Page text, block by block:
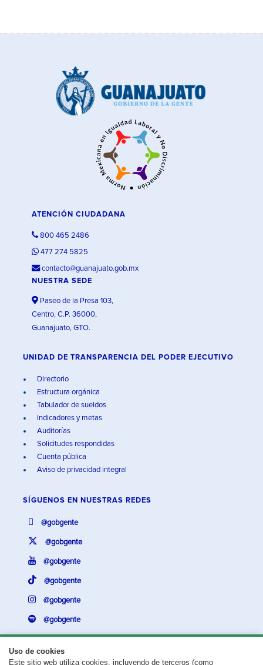
Uso de cookies
Este sitio web utiliza cookies, incluyendo de terceros (como
ATENCIÓN CIUDADANA
800 465 2486
477 274 5825
contacto@guanajuato.gob.mx
NUESTRA SEDE
Paseo de la Presa 103,
Centro, C.P. 36000,
Guanajuato, GTO.
UNIDAD DE TRANSPARENCIA DEL PODER EJECUTIVO
Directorio
Estructura orgánica
Tabulador de sueldos
Indicadores y metas
Auditorías
Solicitudes respondidas
Cuenta pública
Aviso de privacidad integral
SÍGUENOS EN NUESTRAS REDES
@gobgente
@gobgente
@gobgente
@gobgente
@gobgente
@gobgente
¿Existe algún problema con esta página?Repórtalo aquí.